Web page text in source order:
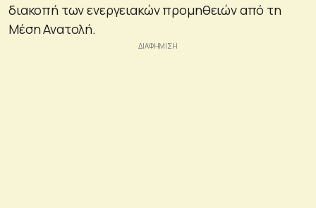
διακοπή των ενεργειακών προμηθειών από τη
Μέση Ανατολή.